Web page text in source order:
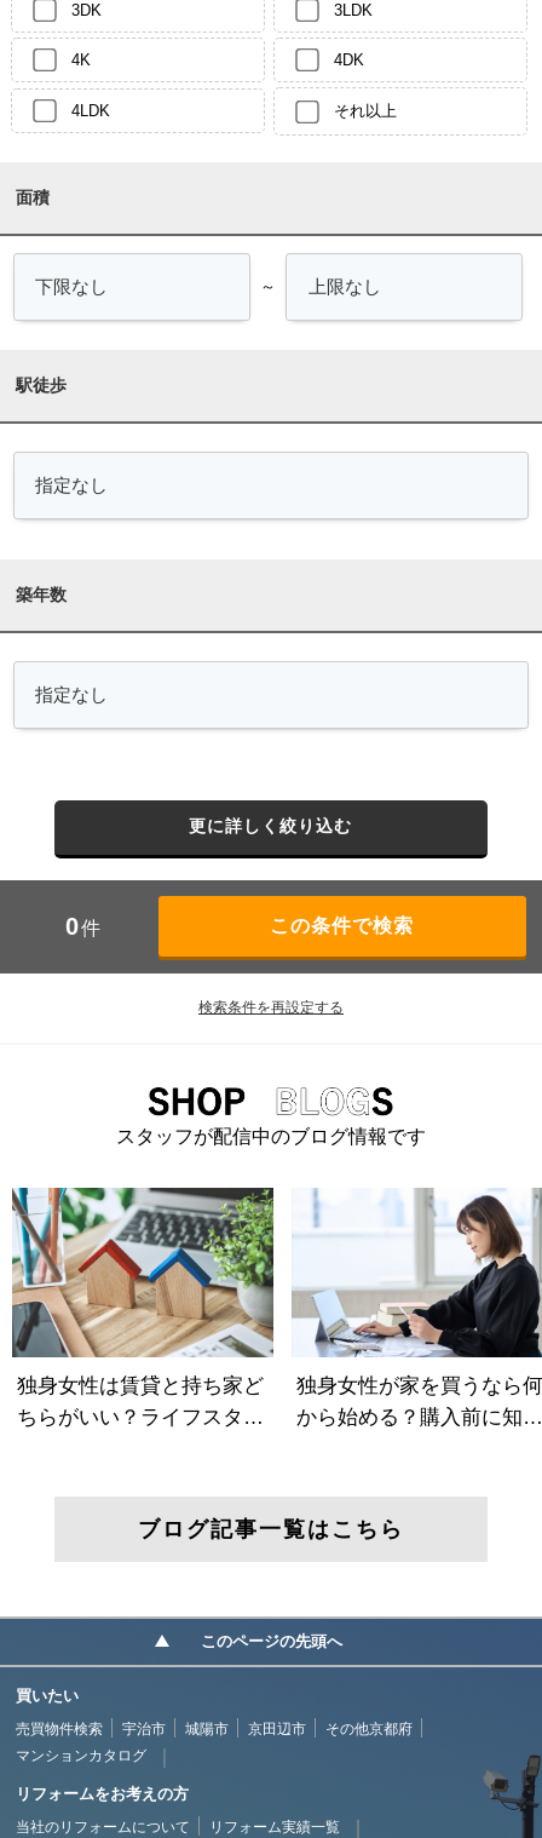
3DK 3LDK
4K 4DK
4LDK それ以上
面積
～
駅徒歩
築年数
更に詳しく絞り込む
0件
検索条件を再設定する
スタッフが配信中のブログ情報です
ブログ記事一覧はこちら
このページの先頭へ
買いたい
売買物件検索 宇治市 城陽市 京田辺市
その他京都府
マンションカタログ
リフォームをお考えの方
当社のリフォームについて リフォーム実績一覧